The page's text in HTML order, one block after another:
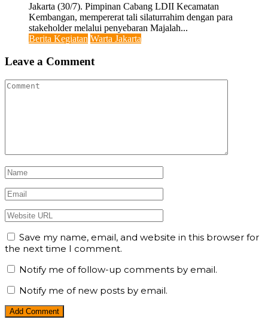
Jakarta (30/7). Pimpinan Cabang LDII Kecamatan
Kembangan, mempererat tali silaturrahim dengan para
stakeholder melalui penyebaran Majalah...
Berita Kegiatan Warta Jakarta
Leave a Comment
Save my name, email, and website in this browser for
the next time I comment.
Notify me of follow-up comments by email.
Notify me of new posts by email.